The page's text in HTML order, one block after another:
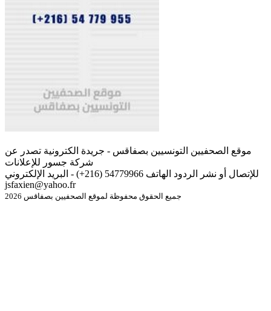
موقع الصحفيين التونسيين بصفاقس - جريدة الكترونية تصدر عن
شركة جسور للإعلانات
للإتصال أو نشر الردود الهاتف 54779966 (216+) - البريد الإلكتروني
jsfaxien@yahoo.fr
جميع الحقوق محفوظة لموقع الصحفيين بصفاقس 2026